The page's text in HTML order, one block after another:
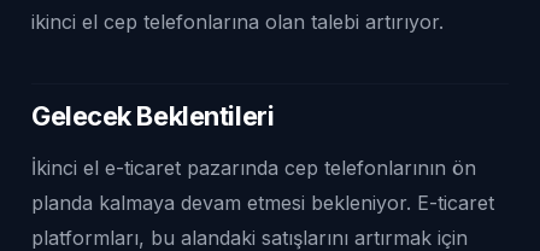
ikinci el cep telefonlarına olan talebi artırıyor.
Gelecek Beklentileri
İkinci el e-ticaret pazarında cep telefonlarının ön
planda kalmaya devam etmesi bekleniyor. E-ticaret
platformları, bu alandaki satışlarını artırmak için